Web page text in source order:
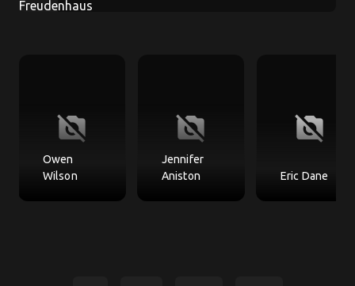
no_photography
Owen
Wilson
no_photography
Jennifer
Aniston
no_photography
Eric Dane